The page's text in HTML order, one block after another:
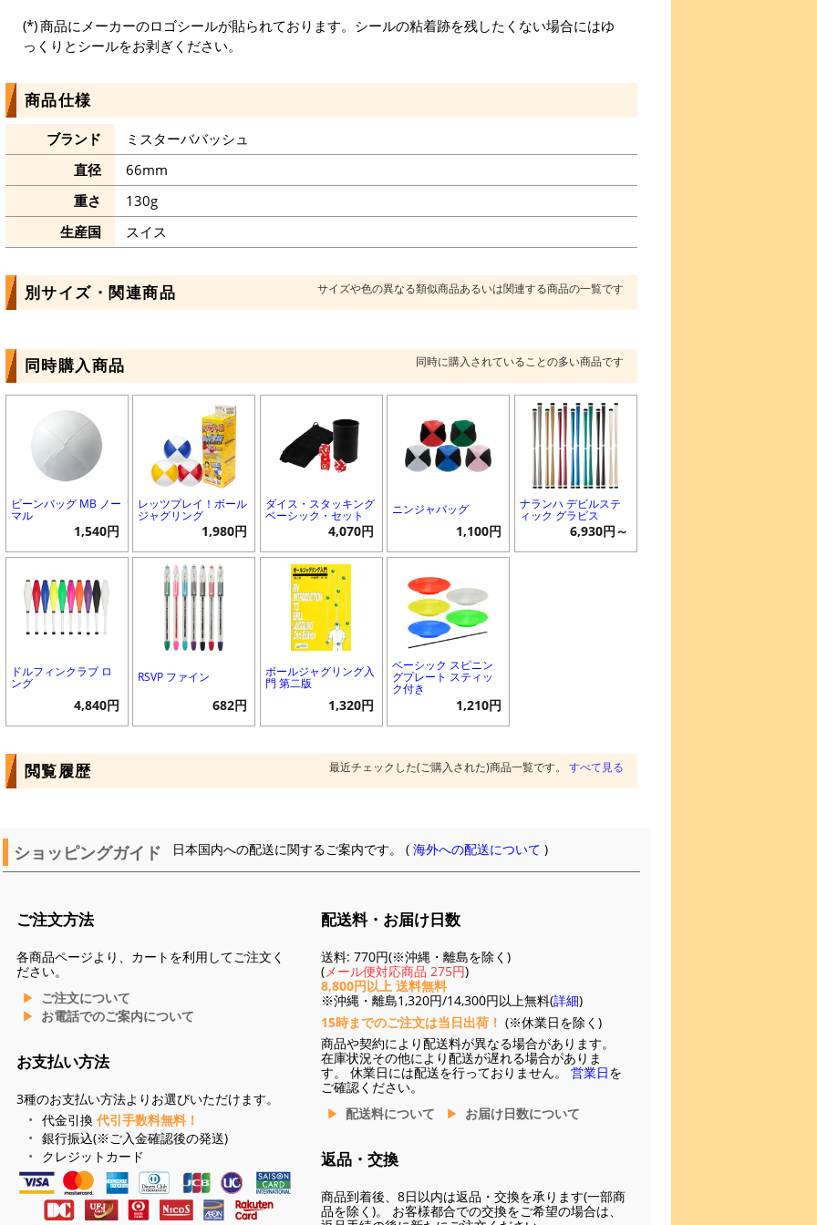
商品にメーカーのロゴシールが貼られております。シールの粘着跡を残したくない場合にはゆ
っくりとシールをお剥ぎください。
商品仕様
ブランド
ミスターババッシュ
直径
66mm
重さ
130g
生産国
スイス
別サイズ・関連商品 サイズや色の異なる類似商品あるいは関連する商品の一覧です
同時購入商品 同時に購入されていることの多い商品です
ビーンバッグ MB ノー
マル
1,540円
レッツプレイ！ボール
ジャグリング
1,980円
ダイス・スタッキング
ベーシック・セット
4,070円
ニンジャバッグ
1,100円
ナランハ デビルステ
ィック グラビス
6,930円～
ドルフィンクラブ ロ
ング
4,840円
RSVP ファイン
682円
ボールジャグリング入
門 第二版
1,320円
ベーシック スピニン
グプレート スティッ
ク付き
1,210円
閲覧履歴 最近チェックした(ご購入された)商品一覧です。 すべて見る
ショッピングガイド 日本国内への配送に関するご案内です。 (海外への配送について )
ご注文方法
各商品ページより、カートを利用してご注文く
ださい。
ご注文について
お電話でのご案内について
お支払い方法
3種のお支払い方法よりお選びいただけます。
代金引換 代引手数料無料！
銀行振込(※ご入金確認後の発送)
クレジットカード
配送料・お届け日数
送料: 770円(※沖縄・離島を除く)
(メール便対応商品 275円)
8,800円以上 送料無料
※沖縄・離島1,320円/14,300円以上無料(詳細)
15時までのご注文は当日出荷！ (※休業日を除く)
商品や契約により配送料が異なる場合があります。
在庫状況その他により配送が遅れる場合がありま
す。 休業日には配送を行っておりません。 営業日を
ご確認ください。
配送料について
お届け日数について
返品・交換
商品到着後、8日以内は返品・交換を承ります(一部商
品を除く)。 お客様都合での交換をご希望の場合は、